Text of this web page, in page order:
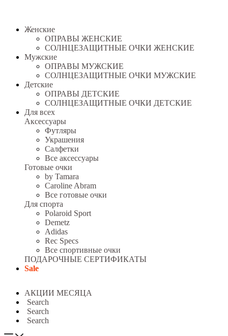
Женские
ОПРАВЫ ЖЕНСКИЕ
СОЛНЦЕЗАЩИТНЫЕ ОЧКИ ЖЕНСКИЕ
Мужские
ОПРАВЫ МУЖСКИЕ
СОЛНЦЕЗАЩИТНЫЕ ОЧКИ МУЖСКИЕ
Детские
ОПРАВЫ ДЕТСКИЕ
СОЛНЦЕЗАЩИТНЫЕ ОЧКИ ДЕТСКИЕ
Для всех
Аксессуары
Футляры
Украшения
Салфетки
Все аксессуары
Готовые очки
by Tamara
Caroline Abram
Все готовые очки
Для спорта
Polaroid Sport
Demetz
Adidas
Rec Specs
Все спортивные очки
ПОДАРОЧНЫЕ СЕРТИФИКАТЫ
Sale
АКЦИИ МЕСЯЦА
Search
Search
Search